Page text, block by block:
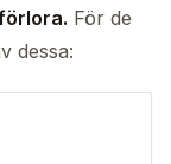
För de
dessa: